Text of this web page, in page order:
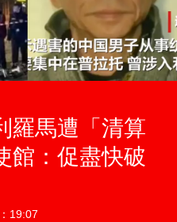
羅馬遭「清算
：促盡快破
19:07